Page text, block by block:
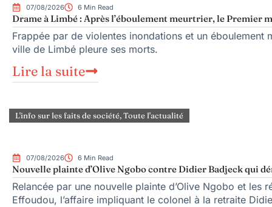
07/08/2026 6 Min Read
Drame à Limbé : Après l’éboulement meurtrier, le Premier
Frappée par de violentes inondations et un
ville de Limbé pleure ses morts.
Lire la suite
L'info sur les faits de société,Toute l'actualité
07/08/2026 6 Min Read
Nouvelle plainte d’Olive Ngobo contre Didier Badjeck qui
Relancée par une nouvelle plainte d’Olive Ngobo et les
Effoudou, l’affaire impliquant le colonel à la retraite